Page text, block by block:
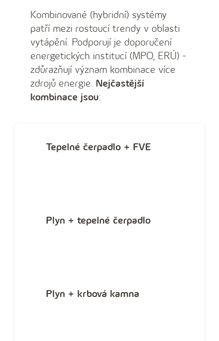
Kombinované (hybridní) systémy
patří mezi rostoucí trendy v oblasti
vytápění. Podporují je doporučení
energetických institucí (MPO, ERÚ) -
zdůrazňují význam kombinace více
zdrojů energie. Nejčastější
kombinace jsou:
Tepelné čerpadlo + FVE
Plyn + tepelné čerpadlo
Plyn + krbová kamna